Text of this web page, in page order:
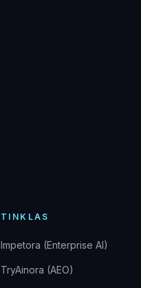
TINKLAS
Impetora (Enterprise AI)
TryAinora (AEO)